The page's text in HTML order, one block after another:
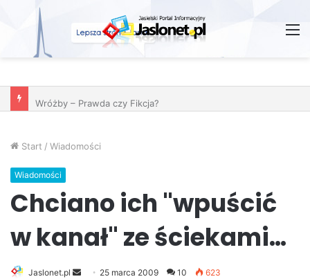
Wróżby – Prawda czy Fikcja?
Start / Wiadomości
Wiadomości
Chciano ich "wpuścić
w kanał" ze ściekami…
Jaslonet.pl 25 marca 2009 10 623